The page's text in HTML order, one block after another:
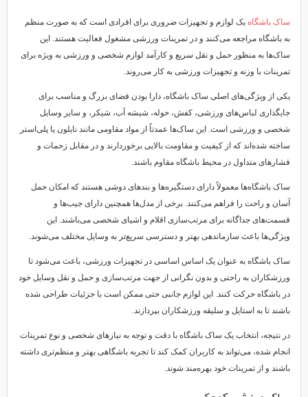
ساک باشگاه یک لوازم و تجهیزات ضروری برای افرادی است که به صورت منظم
به باشگاه مراجعه می‌کنند و در تمرینات ورزشی مشغول فعالیت هستند. این
ساک‌ها به منظور حمل و نقل سریع و کارآمد لوازم شخصی و ورزشی به ویژه برای
تمرینات با وزنه و تجهیزات ورزشی به کار می‌روند.
یکی از ویژگی‌های اصلی ساک باشگاه، دارا بودن فضای بزرگ و مناسب برای
جایگذاری لباس‌های ورزشی، کفش، حوله، شیشه آب، شیکر، و سایر وسایل
شخصی و ورزشی است. این ساک‌ها عمدتاً از مواد مقاومی مانند نایلون یا پلی‌استر
ساخته شده‌اند که از کیفیت و مقاومت بالایی برخوردارند و در مقابل زحمات و
فشارهای متداول در محیط باشگاه مقاوم باشند.
ساک باشگاه‌ها معمولاً دارای دستگیره‌ها و بندهای دوشی هستند که امکان حمل
آسان و راحت را فراهم می‌کنند. برخی از مدل‌ها همچنین دارای جیب‌ها و
قسمت‌های جداگانه برای مرتب‌سازی اقلام و اشیای شخصی می‌باشند. این
ویژگی‌ها باعث سازماندهی بهتر و دسترسی سریع‌تر به وسایل مختلف می‌شوند.
ساک باشگاه به عنوان یک اساس اساسی در تجهیزات ورزشی، باعث می‌شود تا
ورزشکاران به راحتی و بدون نگرانی از جهت مرتب‌سازی و حمل و نقل وسایل خود
در باشگاه حرکت کنند. این لوازم جانبی حتی ممکن است با جزئیات طراحی شده
باشند تا به استایل و سلیقه ورزشکاران بپردازند.
در نتیجه، انتخاب یک ساک باشگاه با دقت و توجه به نیازهای شخصی و نوع تمرینات
انجام شده، می‌تواند به کاربران کمک کند تا تجربه باشگاهی بهتر و منظم‌تری داشته
باشند و از تمرینات خود بهره‌مند شوند.